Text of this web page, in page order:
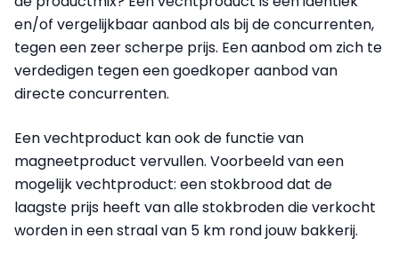
en/of vergelijkbaar aanbod als bij de concurrenten,
tegen een zeer scherpe prijs. Een aanbod om zich te
verdedigen tegen een goedkoper aanbod van
directe concurrenten.
Een vechtproduct kan ook de functie van
magneetproduct vervullen. Voorbeeldvan een
mogelijk vechtproduct: een stokbrood dat de
laagste prijs heeft van alle stokbroden die verkocht
worden in een straal van 5 km rond jouw bakkerij.